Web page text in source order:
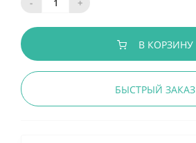
-
+
В КОРЗИНУ
БЫСТРЫЙ ЗАКАЗ